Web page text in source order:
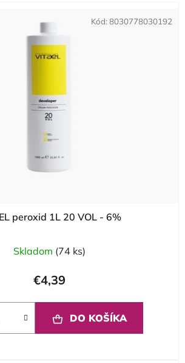
peroxid 1L 20 VOL - 6%
Skladom (74 ks)
€4,39
DO KOŠÍKA
Kód: 8030778030192